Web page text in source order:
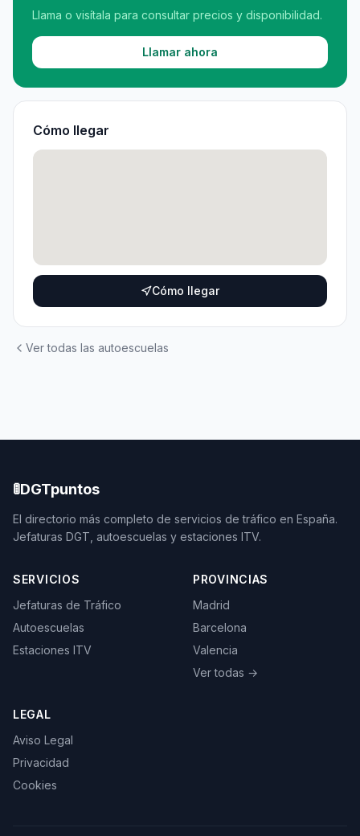
Llama o visítala para consultar precios y disponibilidad.
Llamar ahora
Cómo llegar
Cómo llegar
Ver todas las autoescuelas
🚦DGTpuntos
El directorio más completo de servicios de tráfico en España.
Jefaturas DGT, autoescuelas y estaciones ITV.
SERVICIOS
Jefaturas de Tráfico
Autoescuelas
Estaciones ITV
PROVINCIAS
Madrid
Barcelona
Valencia
Ver todas →
LEGAL
Aviso Legal
Privacidad
Cookies